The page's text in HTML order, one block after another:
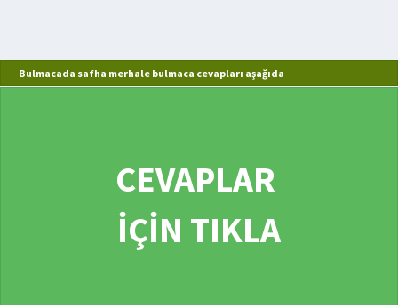
Bulmacada safha merhale bulmaca cevapları aşağıda
CEVAPLAR
İÇİN TIKLA